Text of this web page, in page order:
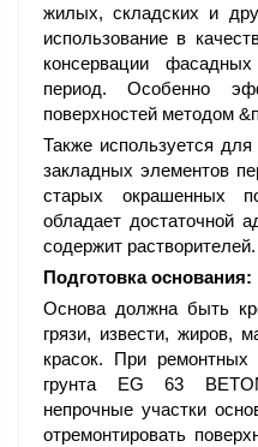
жилых, складских и
использование в
консервации
период. Особенно
поверхностей методом
Также используется для
закладных элементов
старых окрашенных
обладает достаточной
содержит
Подготовка основания:
Основа должна быть
грязи, извести, жиров,
красок. При ремонтных
грунта EG 63
непрочные участки
отремонтировать